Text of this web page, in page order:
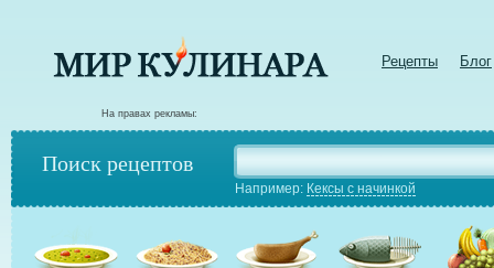
Рецепты Блог
На правах рекламы:
Поиск рецептов
Например: Кексы с начинкой